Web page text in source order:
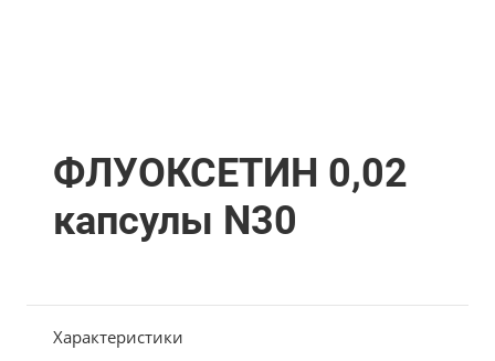
ФЛУОКСЕТИН 0,02
капсулы N30
Характеристики